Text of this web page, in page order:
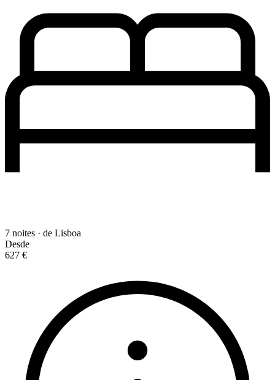
7 noites · de Lisboa
Desde
627 €